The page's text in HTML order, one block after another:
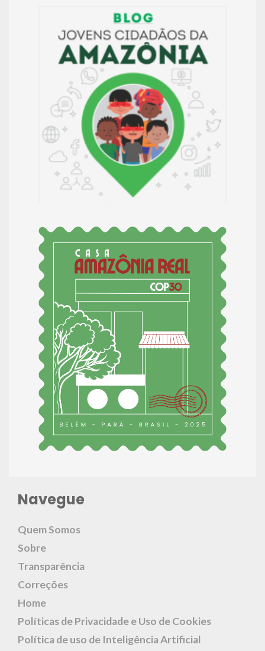
Navegue
Quem Somos
Sobre
Transparência
Correções
Home
Políticas de Privacidade e Uso de Cookies
Política de uso de Inteligência Artificial